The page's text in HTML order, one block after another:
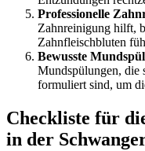
Professionelle
Zahnreinigung hilft,
Zahnfleischbluten
Bewusste
Mundspülungen, die
formuliert sind, um
Checkliste für
in der